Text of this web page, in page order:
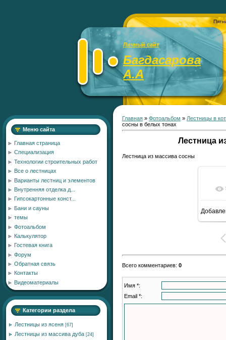
Личный сайт
Багдасарова
А.А
Меню сайта
Главная страница
Специализация
Технологии строительных работ
Все о лестницах
Варианты лестниц и элементов
Внутренняя отделка д...
Гипсокартонные конст...
Бани и сауны
темы
Фотоальбом
Калькулятор
Гостевая книга
Форум
Обратная связь
Контакты
Видеоматериалы
Категории раздела
Лестницы из ясеня [67]
Лестницы из массива дуба [24]
Главная » Фотоальбом » Лестницы в
сосны в белых тонах
Лестница
Лестница из массива сосны
Всего комментариев: 0
Имя *:
Email *: